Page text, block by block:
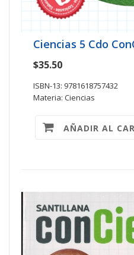
Ciencias 5 Cdo
$35.50
ISBN-13: 9781618757432
Materia: Ciencias
AÑADIR AL